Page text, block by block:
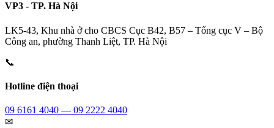
VP3 - TP. Hà Nội
LK5-43, Khu nhà ở cho CBCS Cục B42, B57 – Tổng cục V – Bộ
Công an, phường Thanh Liệt, TP. Hà Nội
📞
Hotline điện thoại
09 6161 4040 — 09 2222 4040
✉